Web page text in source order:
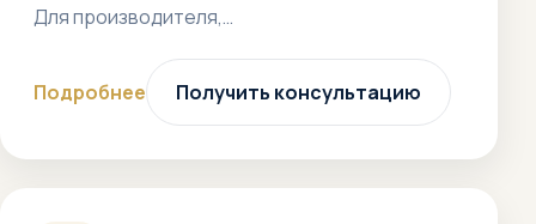
Для производителя,…
Подробнее Получить консультацию